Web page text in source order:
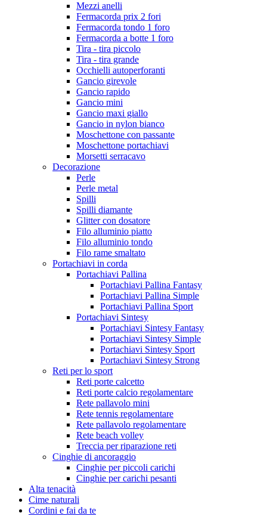
Mezzi anelli
Fermacorda prix 2 fori
Fermacorda tondo 1 foro
Fermacorda a botte 1 foro
Tira - tira piccolo
Tira - tira grande
Occhielli autoperforanti
Gancio girevole
Gancio rapido
Gancio mini
Gancio maxi giallo
Gancio in nylon bianco
Moschettone con passante
Moschettone portachiavi
Morsetti serracavo
Decorazione
Perle
Perle metal
Spilli
Spilli diamante
Glitter con dosatore
Filo alluminio piatto
Filo alluminio tondo
Filo rame smaltato
Portachiavi in corda
Portachiavi Pallina
Portachiavi Pallina Fantasy
Portachiavi Pallina Simple
Portachiavi Pallina Sport
Portachiavi Sintesy
Portachiavi Sintesy Fantasy
Portachiavi Sintesy Simple
Portachiavi Sintesy Sport
Portachiavi Sintesy Strong
Reti per lo sport
Reti porte calcetto
Reti porte calcio regolamentare
Rete pallavolo mini
Rete tennis regolamentare
Rete pallavolo regolamentare
Rete beach volley
Treccia per riparazione reti
Cinghie di ancoraggio
Cinghie per piccoli carichi
Cinghie per carichi pesanti
Alta tenacità
Cime naturali
Cordini e fai da te